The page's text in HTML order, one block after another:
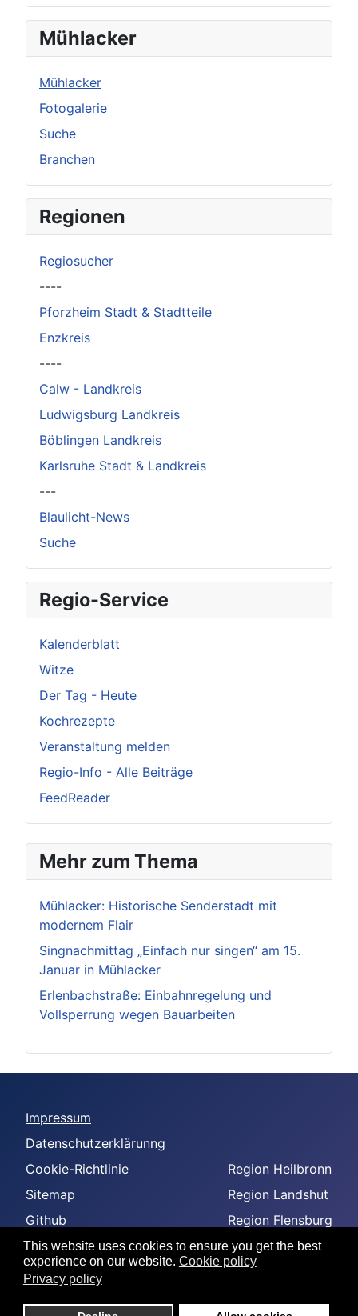
This website uses cookies to ensure you get the best
experience on our website. Cookie policy
Privacy policy
Mühlacker
Mühlacker
Fotogalerie
Suche
Branchen
Regionen
Regiosucher
----
Pforzheim Stadt & Stadtteile
Enzkreis
----
Calw - Landkreis
Ludwigsburg Landkreis
Böblingen Landkreis
Karlsruhe Stadt & Landkreis
---
Blaulicht-News
Suche
Regio-Service
Kalenderblatt
Witze
Der Tag - Heute
Kochrezepte
Veranstaltung melden
Regio-Info - Alle Beiträge
FeedReader
Mehr zum Thema
Mühlacker: Historische Senderstadt mit
modernem Flair
Singnachmittag „Einfach nur singen“ am 15.
Januar in Mühlacker
Erlenbachstraße: Einbahnregelung und
Vollsperrung wegen Bauarbeiten
Impressum
Datenschutzerklärunng
Cookie-Richtlinie
Sitemap
Github
-
--
Region Heilbronn
Region Landshut
Region Flensburg
Region Amberg